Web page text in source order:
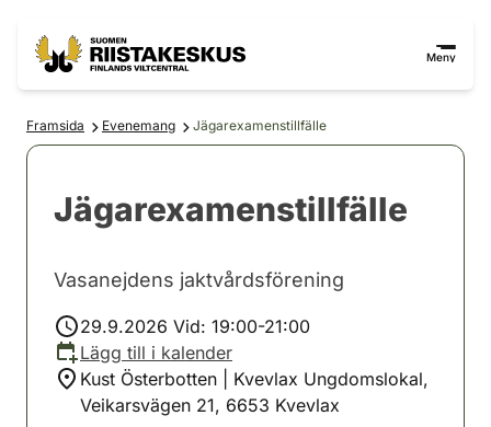
Meny
Framsida Evenemang Jägarexamenstillfälle
Jägarexamenstillfälle
Vasanejdens jaktvårdsförening
29.9.2026 Vid: 19:00-21:00
Lägg till i kalender
Kust Österbotten | Kvevlax Ungdomslokal,
Veikarsvägen 21, 6653 Kvevlax